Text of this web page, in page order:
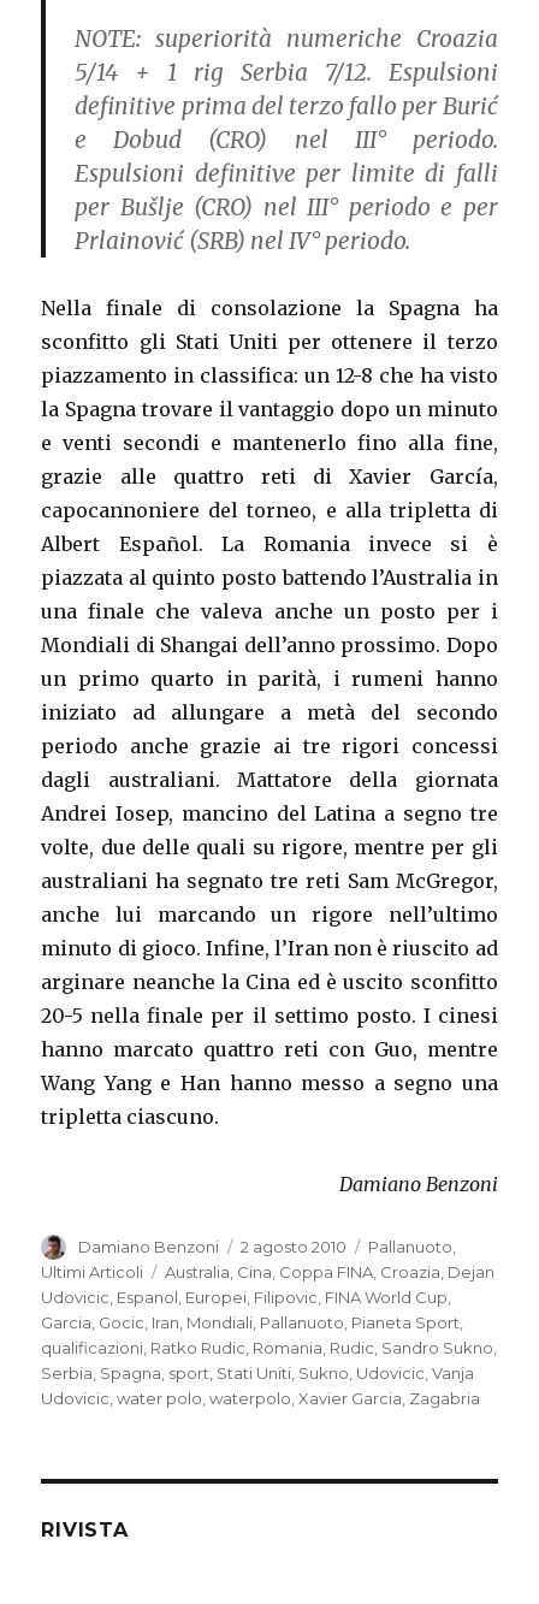
NOTE: superiorità numeriche Croazia
5/14 + 1 rig Serbia 7/12. Espulsioni
definitive prima del terzo fallo per Burić
e Dobud (CRO) nel III° periodo.
Espulsioni definitive per limite di falli
per Bušlje (CRO) nel III° periodo e per
Prlainović (SRB) nel IV° periodo.
Nella finale di consolazione la Spagna ha
sconfitto gli Stati Uniti per ottenere il terzo
piazzamento in classifica: un 12-8 che ha visto
la Spagna trovare il vantaggio dopo un minuto
e venti secondi e mantenerlo fino alla fine,
grazie alle quattro reti di Xavier García,
capocannoniere del torneo, e alla tripletta di
Albert Español. La Romania invece si è
piazzata al quinto posto battendo l’Australia in
una finale che valeva anche un posto per i
Mondiali di Shangai dell’anno prossimo. Dopo
un primo quarto in parità, i rumeni hanno
iniziato ad allungare a metà del secondo
periodo anche grazie ai tre rigori concessi
dagli australiani. Mattatore della giornata
Andrei Iosep, mancino del Latina a segno tre
volte, due delle quali su rigore, mentre per gli
australiani ha segnato tre reti Sam McGregor,
anche lui marcando un rigore nell’ultimo
minuto di gioco. Infine, l’Iran non è riuscito ad
arginare neanche la Cina ed è uscito sconfitto
20-5 nella finale per il settimo posto. I cinesi
hanno marcato quattro reti con Guo, mentre
Wang Yang e Han hanno messo a segno una
tripletta ciascuno.
Damiano Benzoni
Autore
Damiano Benzoni
Pubblicato
il
2 agosto 2010 Categorie
Pallanuoto
Ultimi Articoli
Tag
Australia Cina Coppa FINA Croazia Dejan
Udovicic Espanol Europei Filipovic FINA World Cup
Garcia Gocic Iran Mondiali Pallanuoto Pianeta Sport
qualificazioni Ratko Rudic Romania Rudic Sandro Sukno
Serbia Spagna sport Stati Uniti Sukno Udovicic ,Vanja
Udovicic ,water polo ,waterpolo ,Xavier Garcia Zagabria
RIVISTA